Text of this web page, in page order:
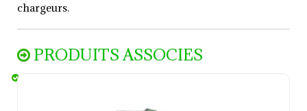
chargeurs.
PRODUITS ASSOCIES
Trousse de nettoyage